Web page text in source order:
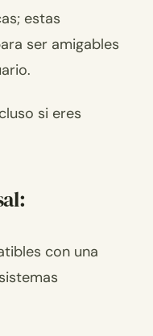
estas
ser amigables
si eres
con una